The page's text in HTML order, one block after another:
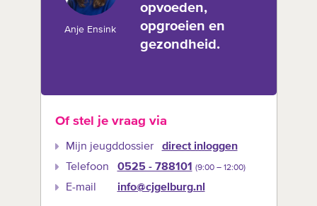
Anje Ensink
opvoeden,
opgroeien en
gezondheid.
Of stel je vraag via
Mijn jeugddossier
direct inloggen
Telefoon
0525 - 788101 (9:00 –‍ 12:00)
E-mail info@cjgelburg.nl